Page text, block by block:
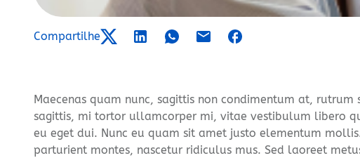
Compartilhe
Maecenas quam nunc, sagittis non condimentum at,
sagittis, mi tortor ullamcorper mi, vitae vestibulum libero
eu eget dui. Nunc eu quam sit amet justo elementum
parturient montes, nascetur ridiculus mus. Sed laoreet